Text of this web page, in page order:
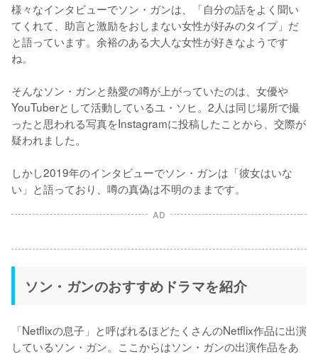
様々なインタビューでソン・ガンは、「自分の話をよく聞い
てくれて、助言と激励をおしまない女性が好みのタイプ」だ
と語っています。余裕のある大人な女性が好きなようです
ね。
そんなソン・ガンと熱愛の噂が上がっていたのは、女優や
YouTuberとして活動しているユ・ソヒ。2人は同じ場所で撮
ったと思われる写真をInstagramに投稿したことから、交際が
疑われました。
しかし2019年のインタビューでソン・ガンは「彼女はいな
い」と語っており、噂の真偽は不明のままです。
AD
ソン・ガンのおすすめドラマを紹介
「Netflixの息子」と呼ばれるほどたくさんのNetflix作品に出演
しているソン・ガン。ここからはソン・ガンの出演作品をあ